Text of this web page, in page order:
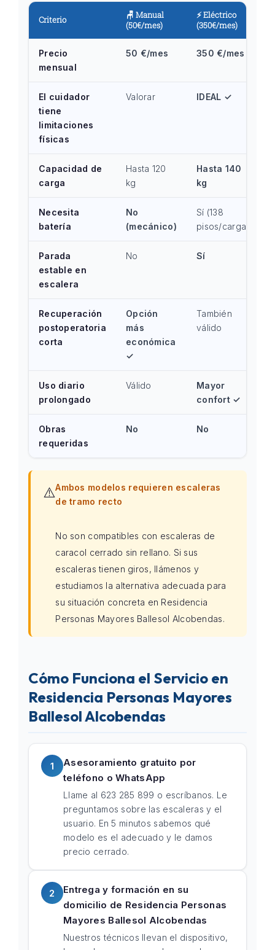
Criterio
🪑 Manual
(50€/mes)
⚡ Eléctrico
(350€/mes)
Precio
mensual
50 €/mes 350 €/mes
El cuidador
tiene
limitaciones
físicas
Valorar IDEAL ✓
Capacidad de
carga
Hasta 120
kg
Hasta 140
kg
Necesita
batería
No
(mecánico)
Sí (138
pisos/carga)
Parada
estable en
escalera
No Sí
Recuperación
postoperatoria
corta
Opción
más
económica
✓
También
válido
Uso diario
prolongado
Válido
Mayor
confort ✓
Obras
requeridas
No No
⚠️Ambos modelos requieren escaleras
de tramo recto
No son compatibles con escaleras de
caracol cerrado sin rellano. Si sus
escaleras tienen giros, llámenos y
estudiamos la alternativa adecuada para
su situación concreta en Residencia
Personas Mayores Ballesol Alcobendas.
Cómo Funciona el Servicio en
Residencia Personas Mayores
Ballesol Alcobendas
1
Asesoramiento gratuito por
teléfono o WhatsApp
Llame al 623 285 899 o escríbanos. Le
preguntamos sobre las escaleras y el
usuario. En 5 minutos sabemos qué
modelo es el adecuado y le damos
precio cerrado.
2
Entrega y formación en su
domicilio de Residencia Personas
Mayores Ballesol Alcobendas
Nuestros técnicos llevan el dispositivo,